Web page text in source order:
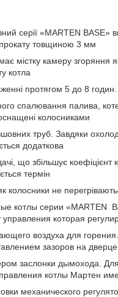
серії «MARTEN BASE»
прокату товщиною 3 мм
містку камеру згоряння
котла
протягом 5 до 8 годин.
спалювання палива,
колосниками
труб . Завдяки
додаткова
що збільшує коефіцієнт
термін
колосники не
котлы серии «MARTEN
которая
воздуха для
зазоров на дверце
заслонки дымохода. Для
котлы Мартен
механического